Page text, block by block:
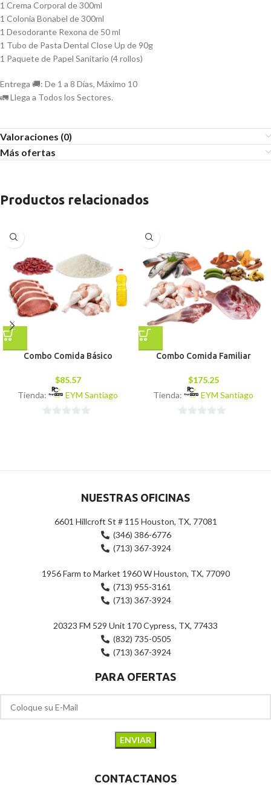
1 Crema Corporal de 300ml
1 Colonia Bonabel de 300ml
1 Desodorante Rexona de 50 ml
1 Tubo de Pasta Dental Close Up de 90g
1 Paquete de Papel Sanitario (4 rollos)
Entrega 🚚: De 1 a 8 Días, Máximo 10
🚛 Llega a Todos los Sectores.
Valoraciones (0)
Más ofertas
Productos relacionados
Combo Comida Básico
$85.57
Tienda:
EYM Santiago
Combo Comida Familiar
$175.25
Tienda:
EYM Santiago
NUESTRAS OFICINAS
6601 Hillcroft St # 115 Houston, TX, 77081
(346) 386-6776
(713) 367-3924
1956 Farm to Market 1960 W Houston, TX, 77090
(713) 955-3161
(713) 367-3924
20323 FM 529 Unit 170 Cypress, TX, 77433
(832) 735-0505
(713) 367-3924
PARA OFERTAS
CONTACTANOS